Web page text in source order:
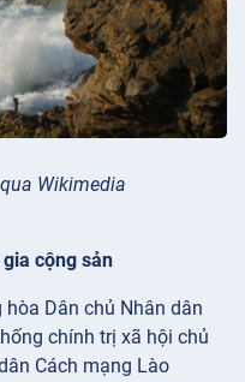
Wikimedia
cộng sản
Dân chủ Nhân dân
chính trị xã hội chủ
Cách mạng Lào